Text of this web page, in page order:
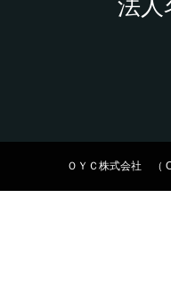
法人
ＯＹＣ株式会社 （